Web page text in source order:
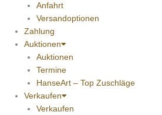
Anfahrt
Versandoptionen
Zahlung
Auktionen
Auktionen
Termine
HanseArt – Top Zuschläge
Verkaufen
Verkaufen